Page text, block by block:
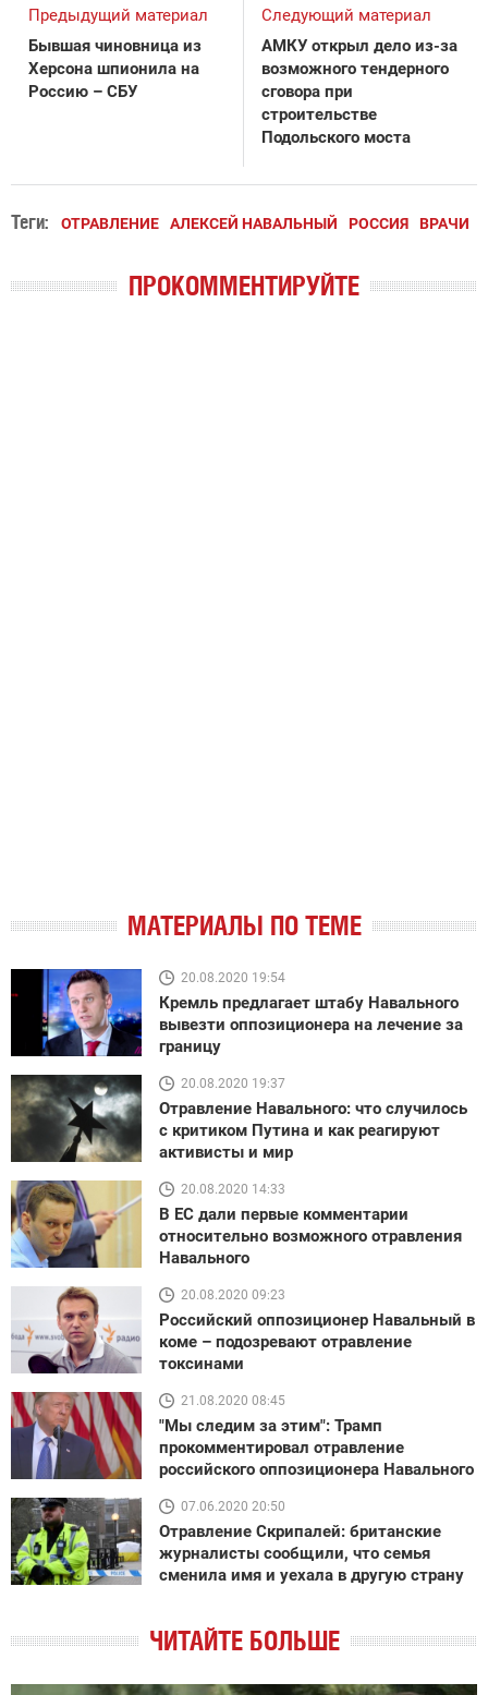
Предыдущий материал
Бывшая чиновница из
Херсона шпионила на
Россию – СБУ
Следующий материал
АМКУ открыл дело из-за
возможного тендерного
сговора при
строительстве
Подольского моста
Теги: ОТРАВЛЕНИЕ АЛЕКСЕЙ НАВАЛЬНЫЙ РОССИЯ ВРАЧИ
ПРОКОММЕНТИРУЙТЕ
МАТЕРИАЛЫ ПО ТЕМЕ
20.08.2020 19:54
Кремль предлагает штабу Навального
вывезти оппозиционера на лечение за
границу
20.08.2020 19:37
Отравление Навального: что случилось
с критиком Путина и как реагируют
активисты и мир
20.08.2020 14:33
В ЕС дали первые комментарии
относительно возможного отравления
Навального
20.08.2020 09:23
Российский оппозиционер Навальный в
коме – подозревают отравление
токсинами
21.08.2020 08:45
"Мы следим за этим": Трамп
прокомментировал отравление
российского оппозиционера Навального
07.06.2020 20:50
Отравление Скрипалей: британские
журналисты сообщили, что семья
сменила имя и уехала в другую страну
ЧИТАЙТЕ БОЛЬШЕ